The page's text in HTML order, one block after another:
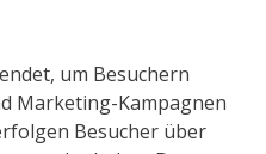
um Besuchern
Marketing-Kampagnen
Besucher über